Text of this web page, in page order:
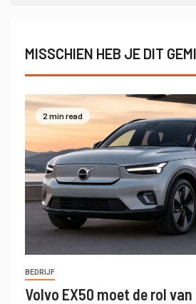
MISSCHIEN HEB JE DIT
2 min read
BEDRIJF
Volvo EX50 moet de rol van